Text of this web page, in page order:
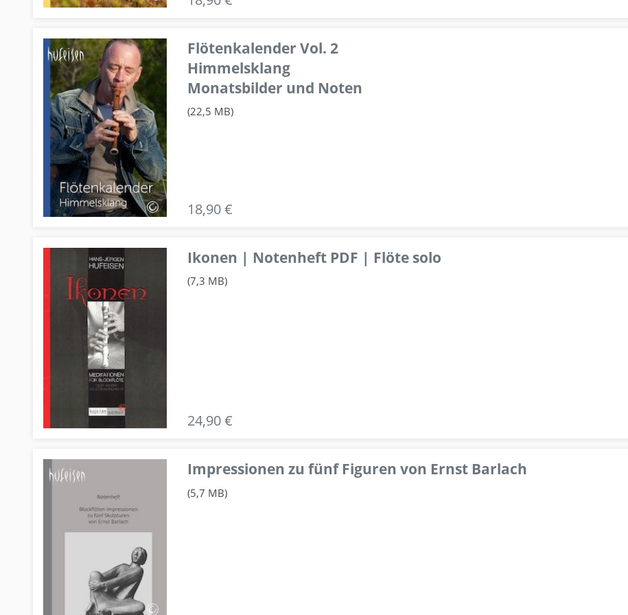
Flötenkalender Vol. 2
Himmelsklang
Monatsbilder und Noten
(22,5 MB)
18,90 €
Ikonen | Notenheft PDF | Flöte solo
(7,3 MB)
24,90 €
Impressionen zu fünf Figuren von Ernst Barlach
(5,7 MB)